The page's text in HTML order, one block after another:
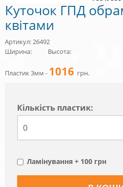
Куточок ГПД
квітами
Артикул: 26492
Ширина:
Высота:
Пластик 3мм - 1016 грн.
Кiлькiсть пластик:
Ламінування + 100 грн